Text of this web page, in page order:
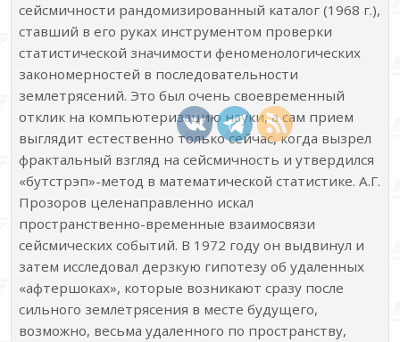
сейсмичности рандомизированный каталог (1968 г.),
ставший в его руках инструментом проверки
статистической значимости феноменологических
закономерностей в последовательности
землетрясений. Это был очень своевременный
отклик на компьютеризацию науки, а сам прием
выглядит естественно только сейчас, когда вызрел
фрактальный взгляд на сейсмичность и утвердился
«бутстрэп»-метод в математической статистике. А.Г.
Прозоров целенаправленно искал
пространственно-временные взаимосвязи
сейсмических событий. В 1972 году он выдвинул и
затем исследовал дерзкую гипотезу об удаленных
«афтершоках», которые возникают сразу после
сильного землетрясения в месте будущего,
возможно, весьма удаленного по пространству,